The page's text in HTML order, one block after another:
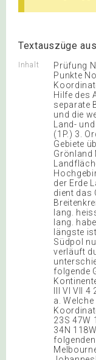
Textauszüge
Inhalt
Prüfung
Punkte
Hilfe des
separate
und die
Land-
(1P.) 3.
Gebiete
Grönland
der Erde
dient das
lang.
lang.
längste
Südpol
verläuft
folgende
III VI VII 4
a.
23S 47W
34N